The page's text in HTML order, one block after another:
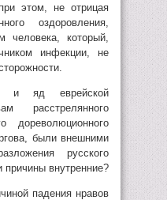
этом, не отрицая
оздоровления,
человека, который,
инфекции, не
и яд еврейской
расстрелянного
дореволюционного
были внешними
русского
внутренние?
падения нравов